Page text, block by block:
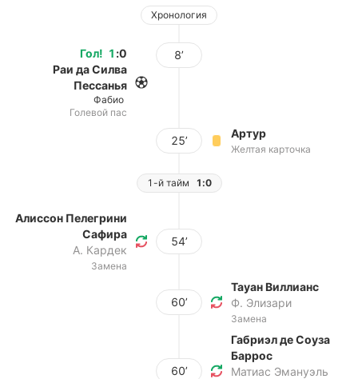
Хронология
Гол! 1 :0
Раи да Силва
Пессанья
Фабио
Голевой пас
8’
25’
Артур
Желтая карточка
1-й тайм 1:0
Алиссон Пелегрини
Сафира
А. Кардек
Замена
54’
60’
Тауан Виллианс
Ф. Элизари
Замена
60’
Габриэл де Соуза
Баррос
Матиас Эмануэль